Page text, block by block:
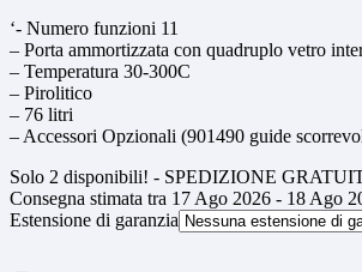
‘- Numero funzioni 11
– Porta ammortizzata con quadruplo vetro
– Temperatura 30-300C
– Pirolitico
– 76 litri
– Accessori Opzionali (901490 guide
Solo 2 disponibili! - SPEDIZIONE
Consegna stimata tra 17 Ago 2026 - 18 Ago
Estensione di garanzia